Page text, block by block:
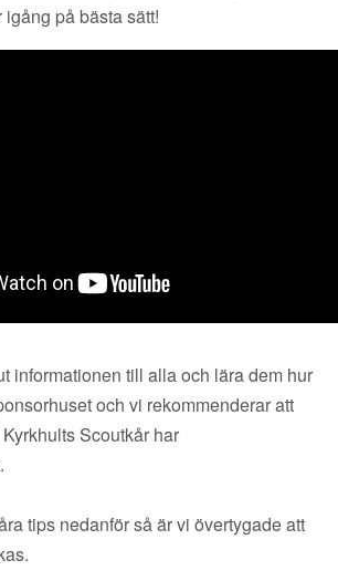
på bästa sätt!
informationen till alla och lära dem hur
och vi rekommenderar att
Scoutkår har
tips nedanför så är vi övertygade att